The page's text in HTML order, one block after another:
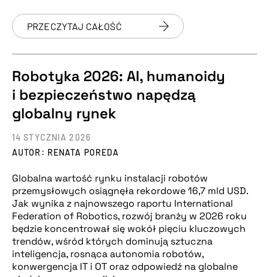
PRZECZYTAJ CAŁOŚĆ
Robotyka 2026: AI, humanoidy
i bezpieczeństwo napędzą
globalny rynek
AUTOR: RENATA POREDA
14 STYCZNIA 2026
Globalna wartość rynku instalacji robotów
przemysłowych osiągnęła rekordowe 16,7 mld USD.
Jak wynika z najnowszego raportu International
Federation of Robotics, rozwój branży w 2026 roku
będzie koncentrował się wokół pięciu kluczowych
trendów, wśród których dominują sztuczna
inteligencja, rosnąca autonomia robotów,
konwergencja IT i OT oraz odpowiedź na globalne